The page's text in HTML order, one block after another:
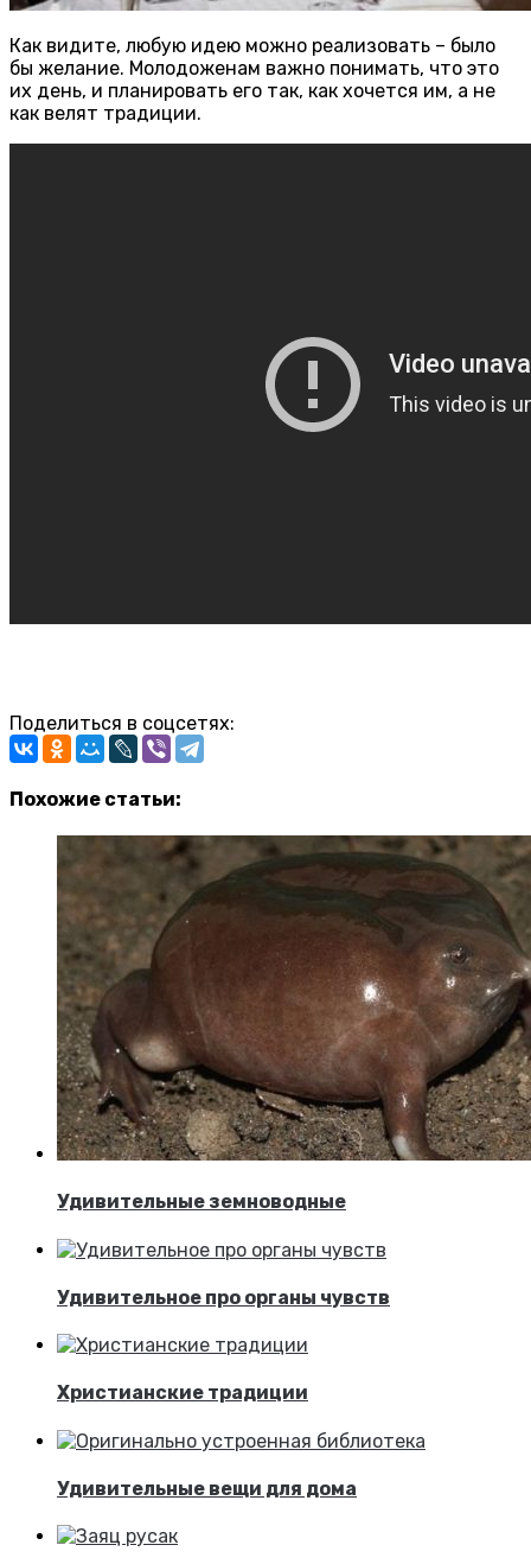
Как видите, любую идею можно реализовать – было
бы желание. Молодоженам важно понимать, что это
их день, и планировать его так, как хочется им, а не
как велят традиции.
Поделиться в соцсетях:
Похожие статьи:
Удивительные земноводные
Удивительное про органы чувств
Христианские традиции
Удивительные вещи для дома